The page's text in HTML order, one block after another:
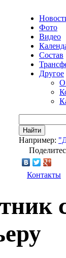
Фото
Видео
Состав
Другое
О
Найти
Например:
Контакты